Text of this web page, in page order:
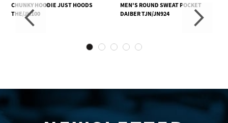
CHUNKY HOODIE JUST HOODS
THE/JH100
MEN'S ROUND SWEAT POCKET
DAIBER TJN/JN924